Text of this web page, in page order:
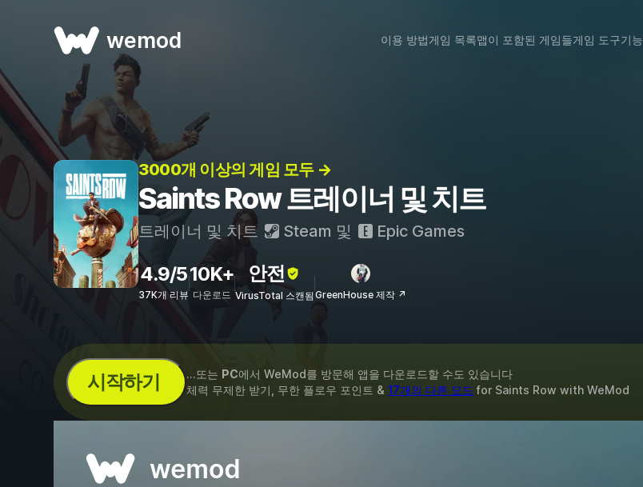
wemod 이용 방법게임 목록맵이 포함된 게임들게임 도구기능
3000개 이상의 게임 모두 →
Saints Row 트레이너 및 치트
트레이너 및 치트 Steam 및 Epic Games
4.9/5
37K개 리뷰
10K+
다운로드
안전
VirusTotal 스캔됨GreenHouse 제작 ↗
시작하기 ...또는 PC에서 WeMod를 방문해 앱을 다운로드할 수도 있습니다
체력 무제한 받기, 무한 플로우 포인트 & 17개의 다른 모드 for Saints Row with WeMod